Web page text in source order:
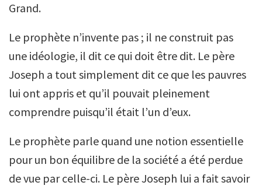
Grand.
Le prophète n’invente pas ; il ne construit pas
une idéologie, il dit ce qui doit être dit. Le père
Joseph a tout simplement dit ce que les pauvres
lui ont appris et qu’il pouvait pleinement
comprendre puisqu’il était l’un d’eux.
Le prophète parle quand une notion essentielle
pour un bon équilibre de la société a été perdue
de vue par celle-ci. Le père Joseph lui a fait savoir